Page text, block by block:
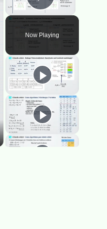
Play Video
Now Playing